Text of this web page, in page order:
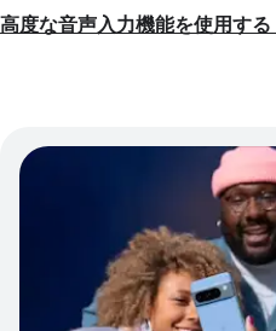
高度な音声入力機能を使用す